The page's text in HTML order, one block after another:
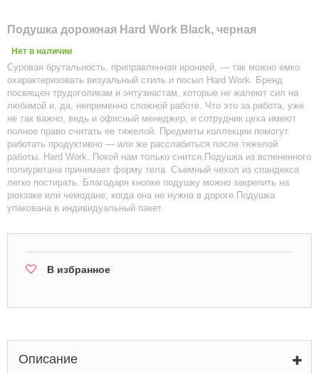
Подушка дорожная Hard Work Black, черная
Нет в наличии
Суровая брутальность, приправленная иронией, — так можно емко
охарактеризовать визуальный стиль и посыл Hard Work. Бренд
посвящен трудоголикам и энтузиастам, которые не жалеют сил на
любимой и, да, непременно сложной работе. Что это за работа, уже
не так важно, ведь и офисный менеджер, и сотрудник цеха имеют
полное право считать ее тяжелой. Предметы коллекции помогут
работать продуктивно — или же расслабиться после тяжелой
работы. Hard Work. Покой нам только снится.Подушка из вспененного
полиуретана принимает форму тела. Съемный чехол из спандекса
легко постирать. Благодаря кнопке подушку можно закрепить на
рюкзаке или чемодане, когда она не нужна в дороге.Подушка
упакована в индивидуальный пакет.
В избранное
Описание